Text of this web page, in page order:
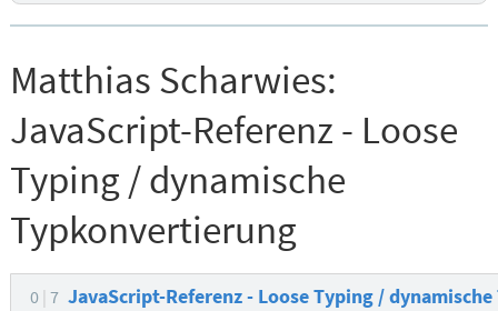
Matthias Scharwies:
JavaScript-Referenz - Loose
Typing / dynamische
Typkonvertierung
0 7 JavaScript-Referenz - Loose Typing /